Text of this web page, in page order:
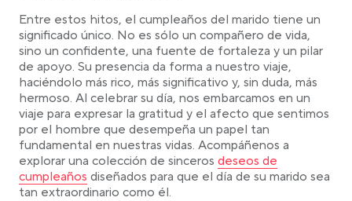
Entre estos hitos, el cumpleaños del marido tiene un
significado único. No es sólo un compañero de vida,
sino un confidente, una fuente de fortaleza y un pilar
de apoyo. Su presencia da forma a nuestro viaje,
haciéndolo más rico, más significativo y, sin duda, más
hermoso. Al celebrar su día, nos embarcamos en un
viaje para expresar la gratitud y el afecto que sentimos
por el hombre que desempeña un papel tan
fundamental en nuestras vidas. Acompáñenos a
explorar una colección de sinceros Link opens in a new tab
deseos de
cumpleaños diseñados para que el día de su marido sea
tan extraordinario como él.